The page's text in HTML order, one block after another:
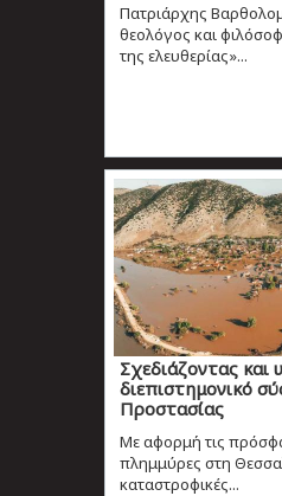
Πατριάρχης
θεολόγος και
της ελευθερίας»...
Σχεδιάζοντας και
διεπιστημονικό
Προστασίας
Με αφορμή τις
πλημμύρες στη
καταστροφικές...